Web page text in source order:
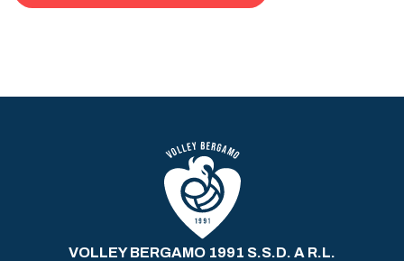
VOLLEY BERGAMO 1991 S.S.D. A R.L.